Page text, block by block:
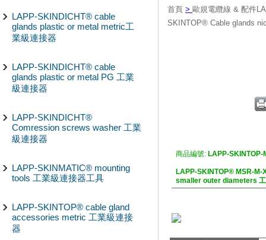
LAPP-SKINDICHT® cable
glands plastic or metal metric工
業級連接器
LAPP-SKINDICHT® cable
glands plastic or metal PG 工業
級連接器
LAPP-SKINDICHT®
Comression screws washer 工業
級連接器
LAPP-SKINMATIC® mounting
tools 工業級連接器工具
LAPP-SKINTOP® cable gland
accessories metric 工業級連接
器
首頁 > 歐規電纜線 & 配件
SKINTOP® Cable glands
商品編號: LAPP-SKINTOP-
LAPP-SKINTOP® MSR-
smaller outer diameters